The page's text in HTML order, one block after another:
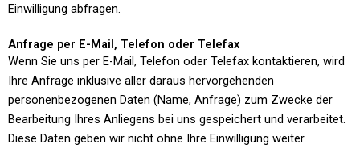
Einwilligung abfragen.
Anfrage per E-Mail, Telefon oder Telefax
Wenn Sie uns per E-Mail, Telefon oder Telefax kontaktieren, wird
Ihre Anfrage inklusive aller daraus hervorgehenden
personenbezogenen Daten (Name, Anfrage) zum Zwecke der
Bearbeitung Ihres Anliegens bei uns gespeichert und verarbeitet.
Diese Daten geben wir nicht ohne Ihre Einwilligung weiter.